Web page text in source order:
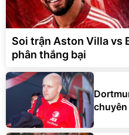
Soi trận Aston Villa vs
phân thắng bại